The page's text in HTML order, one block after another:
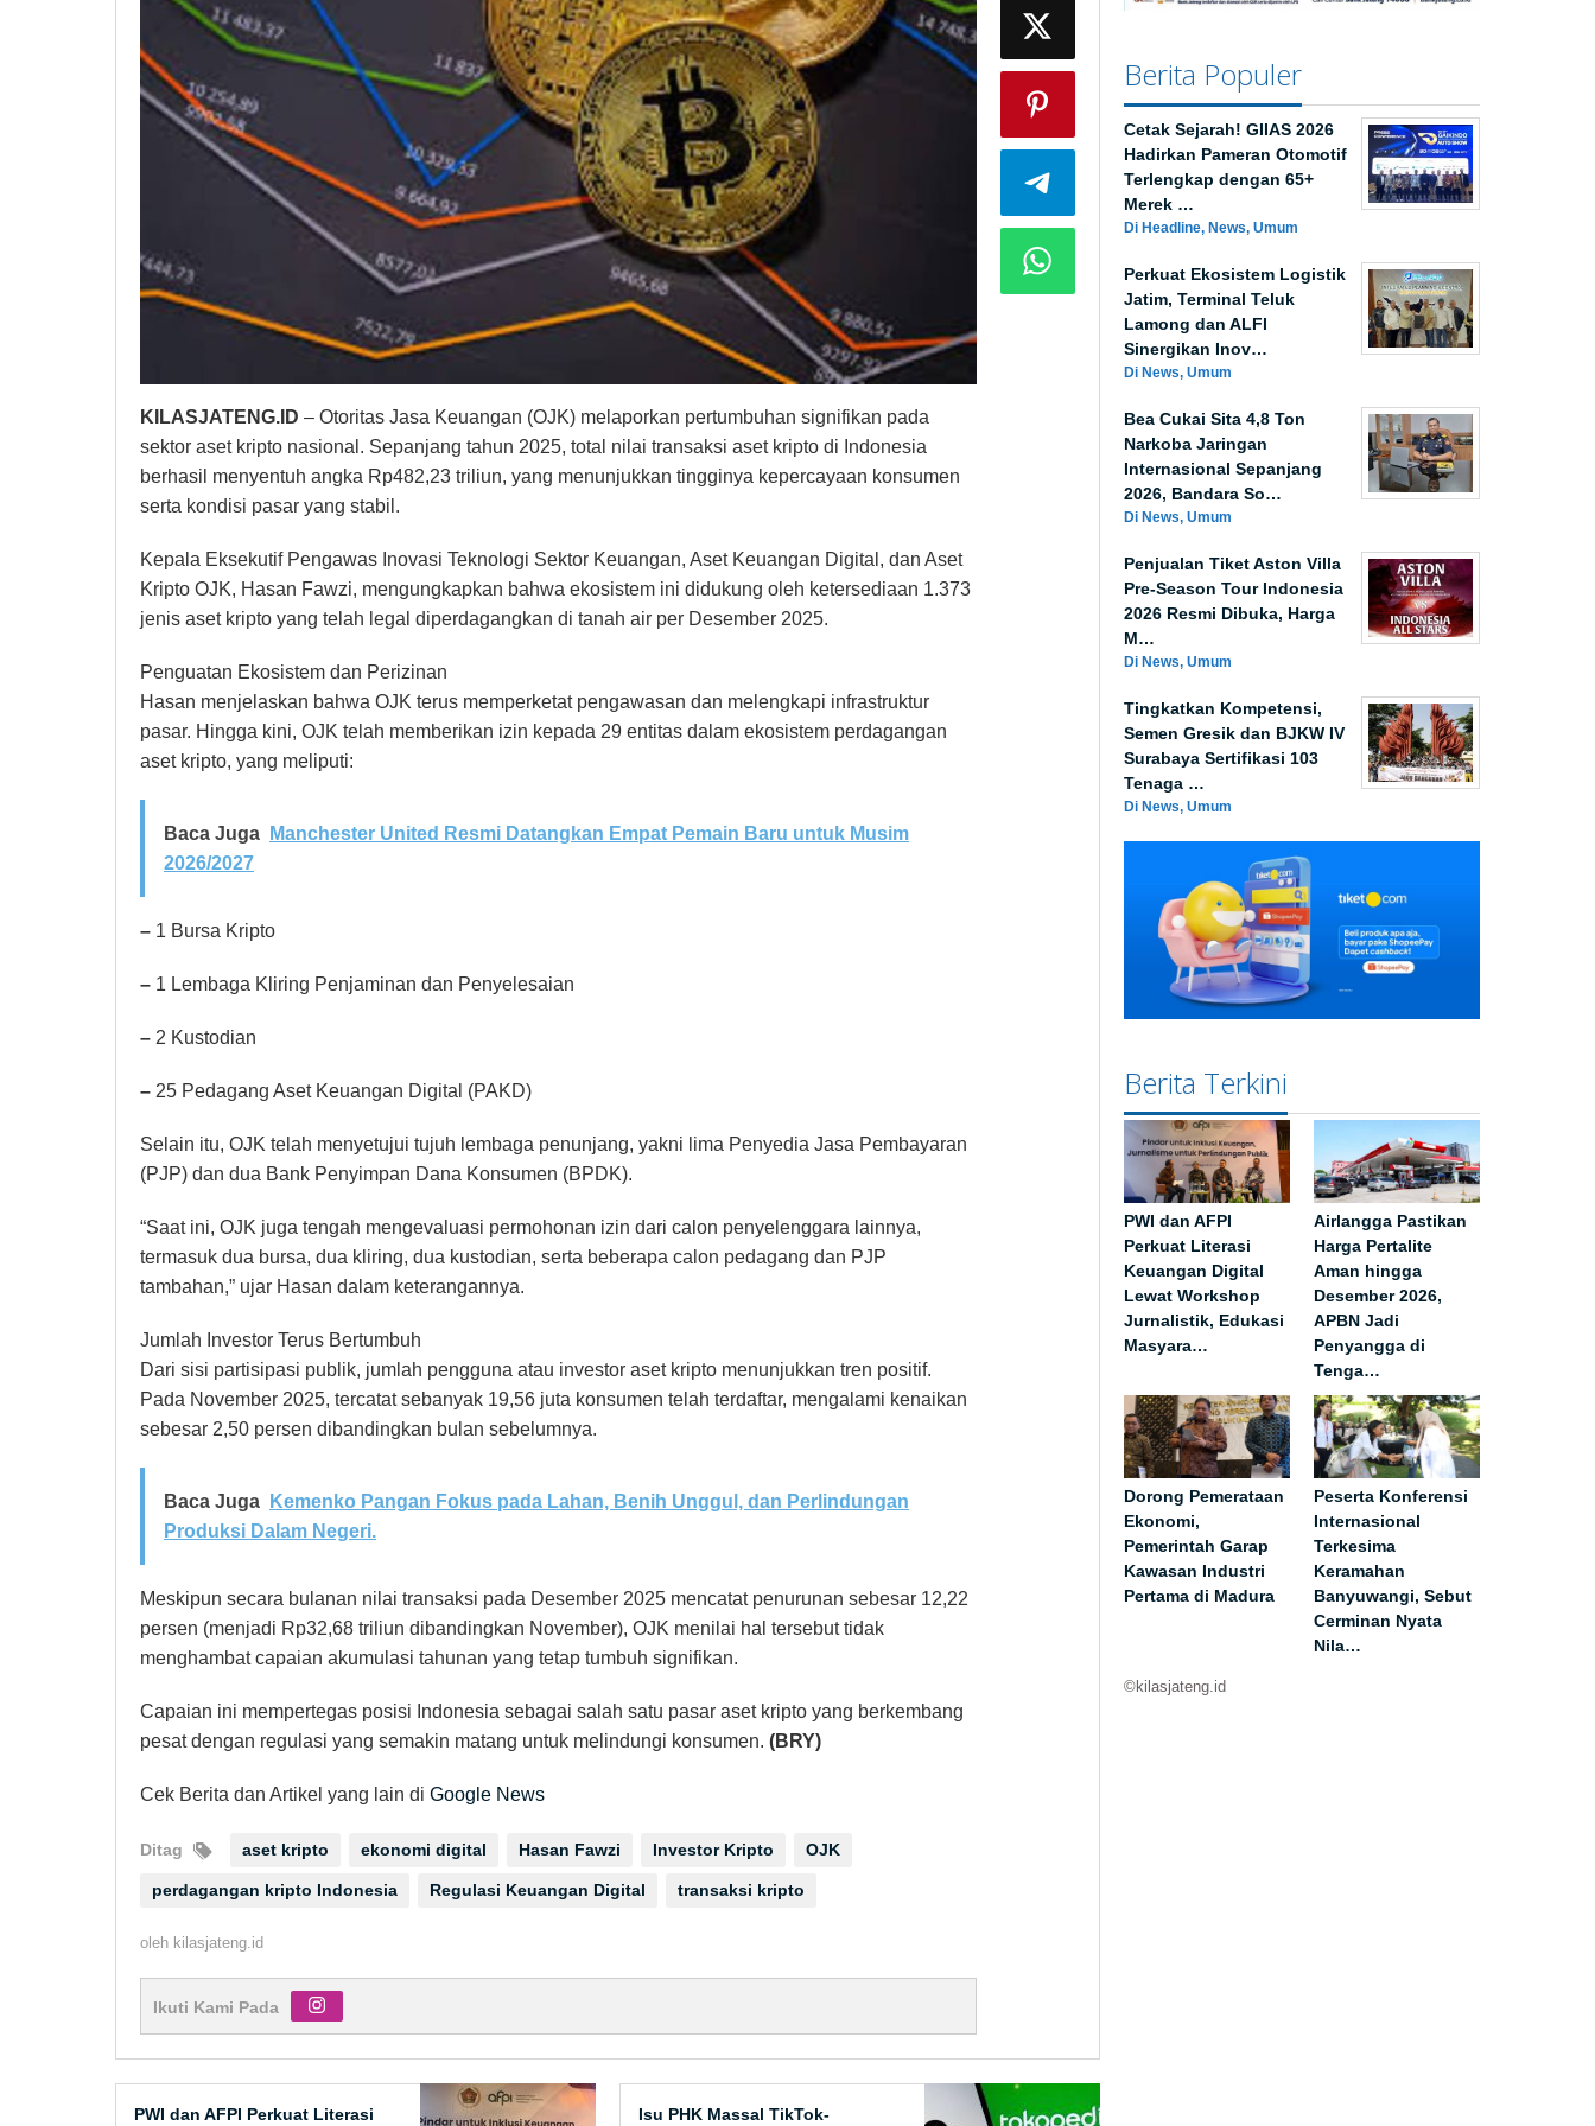
KILASJATENG.ID – Otoritas Jasa Keuangan (OJK) melaporkan pertumbuhan signifikan pada
sektor aset kripto nasional. Sepanjang tahun 2025, total nilai transaksi aset kripto di Indonesia
berhasil menyentuh angka Rp482,23 triliun, yang menunjukkan tingginya kepercayaan konsumen
serta kondisi pasar yang stabil.
Kepala Eksekutif Pengawas Inovasi Teknologi Sektor Keuangan, Aset Keuangan Digital, dan Aset
Kripto OJK, Hasan Fawzi, mengungkapkan bahwa ekosistem ini didukung oleh ketersediaan 1.373
jenis aset kripto yang telah legal diperdagangkan di tanah air per Desember 2025.
Penguatan Ekosistem dan Perizinan
Hasan menjelaskan bahwa OJK terus memperketat pengawasan dan melengkapi infrastruktur
pasar. Hingga kini, OJK telah memberikan izin kepada 29 entitas dalam ekosistem perdagangan
aset kripto, yang meliputi:
Baca Juga
Manchester United Resmi Datangkan Empat Pemain Baru untuk Musim
2026/2027
– 1 Bursa Kripto
– 1 Lembaga Kliring Penjaminan dan Penyelesaian
– 2 Kustodian
– 25 Pedagang Aset Keuangan Digital (PAKD)
Selain itu, OJK telah menyetujui tujuh lembaga penunjang, yakni lima Penyedia Jasa Pembayaran
(PJP) dan dua Bank Penyimpan Dana Konsumen (BPDK).
“Saat ini, OJK juga tengah mengevaluasi permohonan izin dari calon penyelenggara lainnya,
termasuk dua bursa, dua kliring, dua kustodian, serta beberapa calon pedagang dan PJP
tambahan,” ujar Hasan dalam keterangannya.
Jumlah Investor Terus Bertumbuh
Dari sisi partisipasi publik, jumlah pengguna atau investor aset kripto menunjukkan tren positif.
Pada November 2025, tercatat sebanyak 19,56 juta konsumen telah terdaftar, mengalami kenaikan
sebesar 2,50 persen dibandingkan bulan sebelumnya.
Baca Juga
Kemenko Pangan Fokus pada Lahan, Benih Unggul, dan Perlindungan
Produksi Dalam Negeri.
Meskipun secara bulanan nilai transaksi pada Desember 2025 mencatat penurunan sebesar 12,22
persen (menjadi Rp32,68 triliun dibandingkan November), OJK menilai hal tersebut tidak
menghambat capaian akumulasi tahunan yang tetap tumbuh signifikan.
Capaian ini mempertegas posisi Indonesia sebagai salah satu pasar aset kripto yang berkembang
pesat dengan regulasi yang semakin matang untuk melindungi konsumen. (BRY)
Cek Berita dan Artikel yang lain di Google News
Ditag aset kripto ekonomi digital Hasan Fawzi Investor Kripto OJK
perdagangan kripto Indonesia Regulasi Keuangan Digital transaksi kripto
oleh kilasjateng.id
Ikuti Kami Pada
PWI dan AFPI Perkuat Literasi Isu PHK Massal TikTok-
Berita Populer
Cetak Sejarah! GIIAS 2026
Hadirkan Pameran Otomotif
Terlengkap dengan 65+
Merek …
Di Headline, News, Umum
Perkuat Ekosistem Logistik
Jatim, Terminal Teluk
Lamong dan ALFI
Sinergikan Inov…
Di News, Umum
Bea Cukai Sita 4,8 Ton
Narkoba Jaringan
Internasional Sepanjang
2026, Bandara So…
Di News, Umum
Penjualan Tiket Aston Villa
Pre-Season Tour Indonesia
2026 Resmi Dibuka, Harga
M…
Di News, Umum
Tingkatkan Kompetensi,
Semen Gresik dan BJKW IV
Surabaya Sertifikasi 103
Tenaga …
Di News, Umum
Berita Terkini
PWI dan AFPI
Perkuat Literasi
Keuangan Digital
Lewat Workshop
Jurnalistik, Edukasi
Masyara…
Airlangga Pastikan
Harga Pertalite
Aman hingga
Desember 2026,
APBN Jadi
Penyangga di
Tenga…
Dorong Pemerataan
Ekonomi,
Pemerintah Garap
Kawasan Industri
Pertama di Madura
Peserta Konferensi
Internasional
Terkesima
Keramahan
Banyuwangi, Sebut
Cerminan Nyata
Nila…
©kilasjateng.id